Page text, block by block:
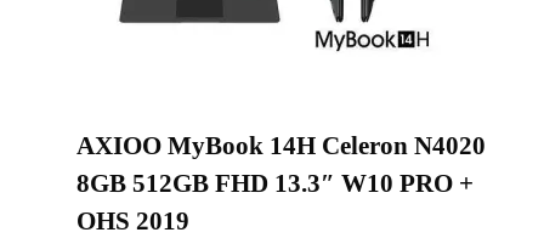
AXIOO MyBook 14H Celeron N4020
8GB 512GB FHD 13.3″ W10 PRO +
OHS 2019